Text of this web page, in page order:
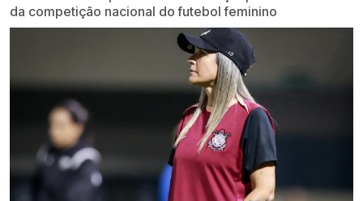
da competição nacional do futebol feminino